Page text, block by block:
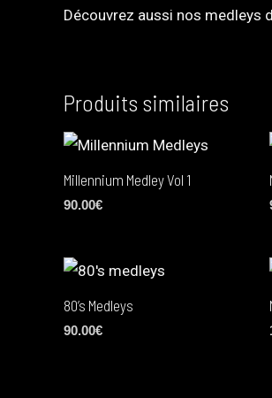
Découvrez aussi nos medleys
Produits similaires
Millennium Medley Vol 1
90.00€
80’s Medleys
90.00€